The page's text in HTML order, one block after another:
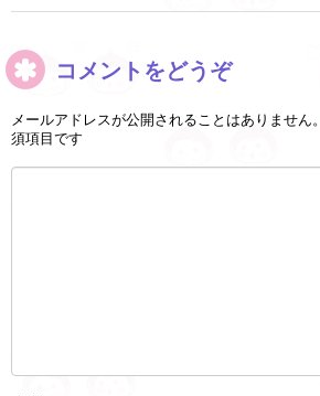
コメントをどうぞ
メールアドレスが公開されることはありません。
須項目です